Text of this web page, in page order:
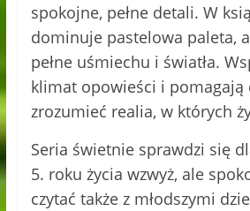
spokojne, pełne detali. W
dominuje pastelowa paleta,
pełne uśmiechu i światła.
klimat opowieści i pomagają
zrozumieć realia, w których
Seria świetnie sprawdzi się
5. roku życia wzwyż, ale
czytać także z młodszymi